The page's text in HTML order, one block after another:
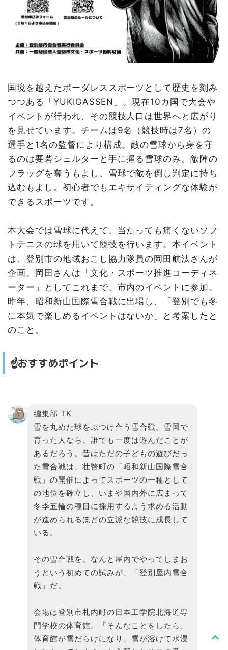
国境を越えたボーダレススポーツとして歴史を刻み
つつある「YUKIGASSEN」。現在10カ国で大会や
イベントが行われ、その競技人口は世界へと広がり
を見せています。チームは9名（競技時は7名）の
選手と1名の監督により構成。敵の雪球から身を守
るのは要砦シェルターと手に握る雪球のみ。敵陣の
フラッグを奪うもよし、雪球で敵を倒し判定に持ち
込むもよし。初心者でもエキサイティングな体験が
できるスポーツです。
本大会では雪球に代えて、当たっても痛くないソフ
トテニスの球を用いて競技を行います。本イベント
は、登別市の地域おこし協力隊員の岡田航汰さんが
企画。岡田さんは「文化・スポーツ推進コーディネ
ーター」としてこれまで、市内のイベントに参加。
昨年、昭和新山国際雪合戦に出場し、「登別でも冬
に本気で楽しめるイベントはないか」と考案したと
のこと。
☝️おすすめポイント
編集部 TK
雪を丸めた球をぶつけ合う雪合戦。雪国で
育った人なら、誰でも一度は遊んだことが
あるだろう。昔はただの子どもの遊びだっ
た雪合戦は、壮瞥町の「昭和新山国際雪合
戦」の開催によってスポーツの一種として
の地位を確立し、いまや国内外に広まって
冬季五輪の種目に採用するよう求める活動
が進められるほどの立派な競技に成長して
いる。
その雪合戦を、なんと屋内でやってしまお
うという初めての試みが、「登別屋内雪合
戦」だ。
会場は登別市札内町の日本工学院北海道専
門学校の体育館。「そんなことをしたら、
体育館が雪だらけになり、雪が溶けて水浸